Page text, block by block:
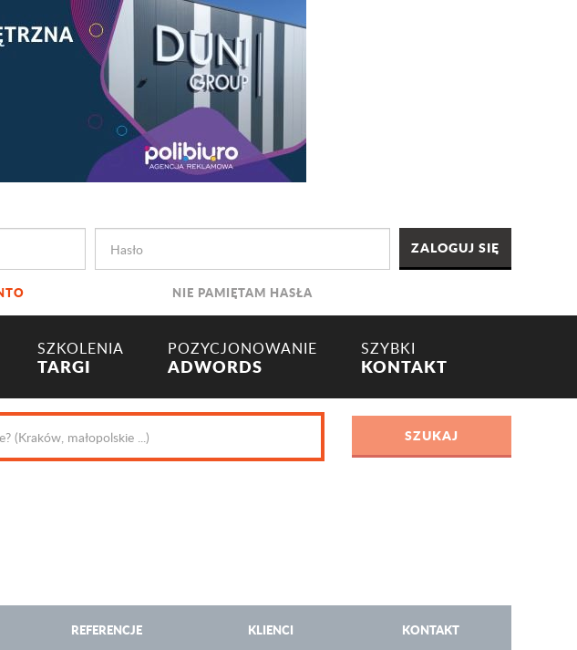
NIE PAMIĘTAM HASŁA
SZKOLENIA
TARGI
POZYCJONOWANIE
ADWORDS
SZYBKI
KONTAKT
REFERENCJE KLIENCI KONTAKT